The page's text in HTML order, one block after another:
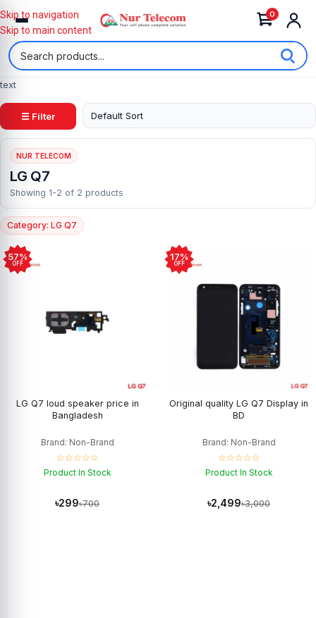
0
Skip to navigation
Skip to main content
text
☰ Filter
NUR TELECOM
LG Q7
Showing 1-2 of 2 products
Category: LG Q7
57%
OFF
LG Q7 loud speaker price in
Bangladesh
Brand: Non-Brand
☆☆☆☆☆
Product In Stock
৳299৳700
17%
OFF
Original quality LG Q7 Display in
BD
Brand: Non-Brand
☆☆☆☆☆
Product In Stock
৳2,499৳3,000